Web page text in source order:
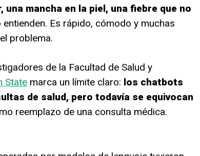
mancha en la piel, una fiebre que no
Es rápido, cómodo y muchas
problema.
de la Facultad de Salud y
Statemarca un límite claro: los chatbots
de salud, pero todavía se equivocan
reemplazo de una consulta médica.